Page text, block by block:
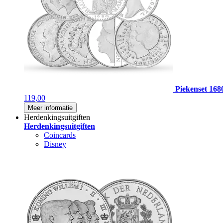
Piekenset
119,00
Meer informatie
Herdenkingsuitgiften
Herdenkingsuitgiften
Coincards
Disney